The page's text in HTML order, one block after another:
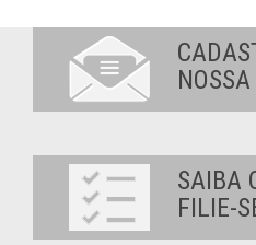
SAIBA
FILIE-